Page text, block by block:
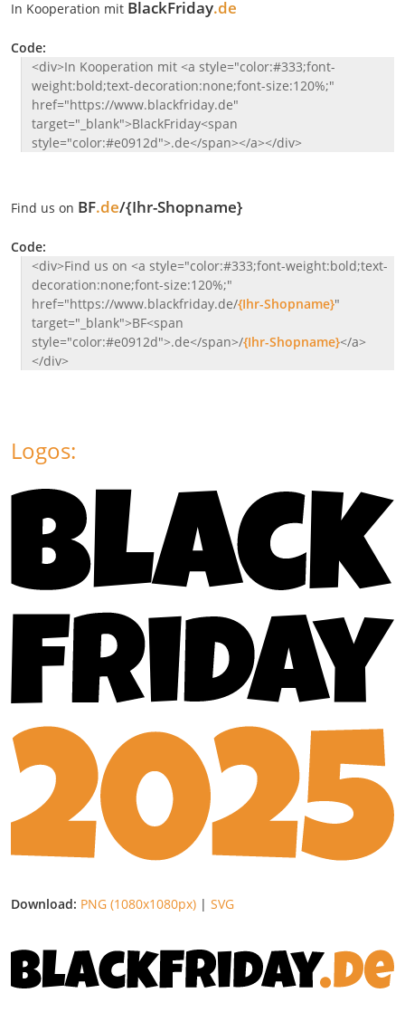
In Kooperation mit BlackFriday.de
Code:
<div>In Kooperation mit <a style="color:#333;font-
weight:bold;text-decoration:none;font-size:120%;"
href="https://www.blackfriday.de"
target="_blank">BlackFriday<span
style="color:#e0912d">.de</span></a></div>
Find us on BF.de/{Ihr-Shopname}
Code:
<div>Find us on <a style="color:#333;font-weight:bold;text-
decoration:none;font-size:120%;"
href="https://www.blackfriday.de/{Ihr-Shopname}"
target="_blank">BF<span
style="color:#e0912d">.de</span>/{Ihr-Shopname}</a>
</div>
Logos:
Download: PNG (1080x1080px) | SVG